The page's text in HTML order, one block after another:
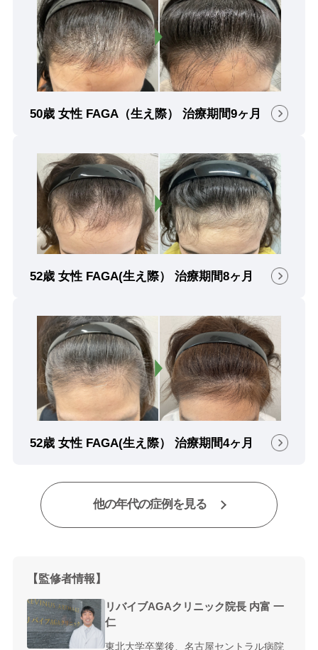
50歳 女性 FAGA（生え際） 治療期間9ヶ月
52歳 女性 FAGA(生え際） 治療期間8ヶ月
52歳 女性 FAGA(生え際） 治療期間4ヶ月
他の年代の症例を見る
【監修者情報】
リバイブAGAクリニック院長 内富 一
仁
東北大学卒業後、名古屋セントラル病院